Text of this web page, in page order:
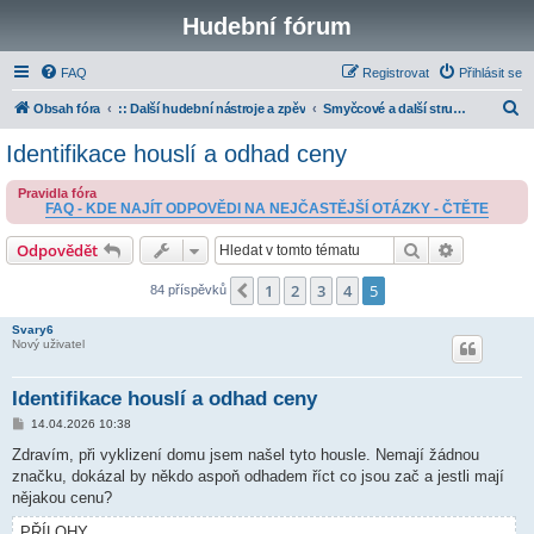
Hudební fórum
FAQ Přihlásit se
Registrovat
Obsah fóra :: Další hudební nástroje a zpěv Smyčcové a další strunné nástroje
a
Identifikace houslí a odhad ceny
Pravidla fóra
FAQ - KDE NAJÍT ODPOVĚDI NA NEJČASTĚJŠÍ OTÁZKY - ČTĚTE
Odpovědět Hledat
84 příspěvků Předchozí
1 2 3 4 5
Svary6
Nový uživatel
Identifikace houslí a odhad ceny
P
í
p
ě
v
14.04.2026 10:38
Zdravím, při vyklizení domu jsem našel tyto housle. Nemají žádnou
značku, dokázal by někdo aspoň odhadem říct co jsou zač a jestli mají
nějakou cenu?